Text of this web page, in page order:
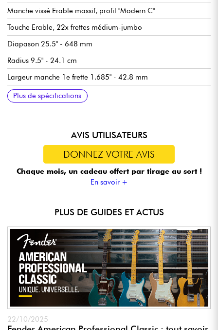
Manche vissé Erable massif, profil "Modern C"
Touche Erable, 22x frettes médium-jumbo
Diapason 25.5" - 648 mm
Radius 9.5" - 24.1 cm
Largeur manche 1e frette 1.685" - 42.8 mm
Micros simple-bobinage Fender Coastline® '57 Single-Coil
Stratocaster
Master Volume
Tone 1 (manche/milieu)
Tone 2. Greasebucket™ Tone Circuit (chevalet)
Sélecteur micros 5x positions
Chevalet/vibrato Fender 6-Saddle Vintage-Style Synchronized
Tremolo
Mécaniques Fender® ClassicGear™ Staggered, bain d'huile et
étagées
Sillet en os synthétique
Finition corps brillant
Finition manche brillant
Vendue avec housse Fender Deluxe Gig Bag
Plus de spécifications
AVIS UTILISATEURS
DONNEZ VOTRE AVIS
Chaque mois, un cadeau offert par tirage au sort !
En savoir +
PLUS DE GUIDES ET ACTUS
22/10/2025